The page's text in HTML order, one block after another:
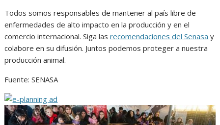
Todos somos responsables de mantener al país libre de
enfermedades de alto impacto en la producción y en el
comercio internacional. Siga lasrecomendaciones del Senasa y
colabore en su difusión. Juntos podemos proteger a nuestra
producción animal.
Fuente: SENASA